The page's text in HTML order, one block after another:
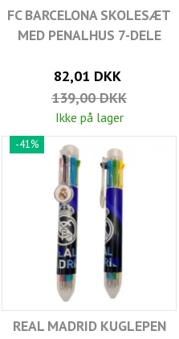
FC BARCELONA SKOLESÆT
MED PENALHUS 7-DELE
82,01 DKK
139,00 DKK
Ikke på lager
-41%
REAL MADRID KUGLEPEN